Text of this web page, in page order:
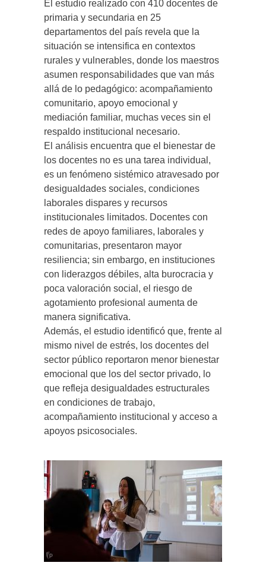
El estudio realizado con 410 docentes de
primaria y secundaria en 25
departamentos del país revela que la
situación se intensifica en contextos
rurales y vulnerables, donde los maestros
asumen responsabilidades que van más
allá de lo pedagógico: acompañamiento
comunitario, apoyo emocional y
mediación familiar, muchas veces sin el
respaldo institucional necesario.
El análisis encuentra que el bienestar de
los docentes no es una tarea individual,
es un fenómeno sistémico atravesado por
desigualdades sociales, condiciones
laborales dispares y recursos
institucionales limitados. Docentes con
redes de apoyo familiares, laborales y
comunitarias, presentaron mayor
resiliencia; sin embargo, en instituciones
con liderazgos débiles, alta burocracia y
poca valoración social, el riesgo de
agotamiento profesional aumenta de
manera significativa.
Además, el estudio identificó que, frente al
mismo nivel de estrés, los docentes del
sector público reportaron menor bienestar
emocional que los del sector privado, lo
que refleja desigualdades estructurales
en condiciones de trabajo,
acompañamiento institucional y acceso a
apoyos psicosociales.